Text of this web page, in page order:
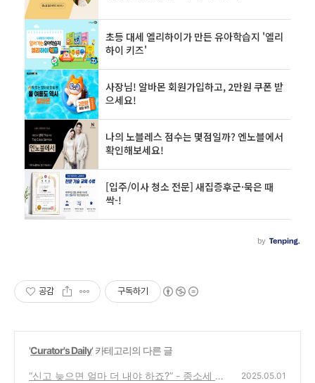
공감 구독하기
'Curator's Daily' 카테고리의 다른 글
“신고 늦으면 얼마 더 내야 하죠?” - 종소세 가
2025.05.01